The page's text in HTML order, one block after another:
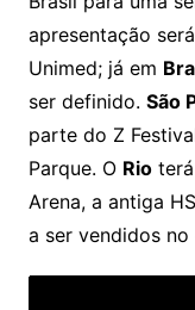
apresentação
Unimed; já em
ser definido. São
parte do Z
Parque. O Rioterá
Arena, a antiga
a ser vendidos